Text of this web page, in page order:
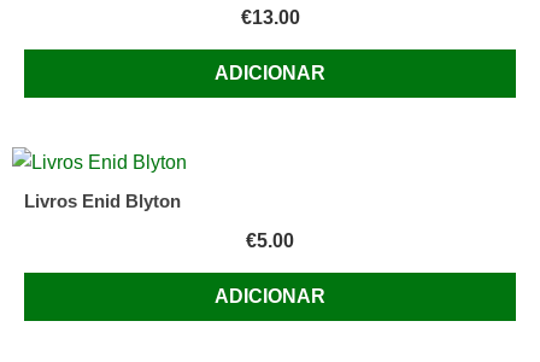
€13.00
ADICIONAR
Livros Enid Blyton
€5.00
ADICIONAR